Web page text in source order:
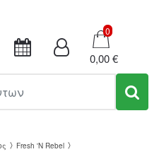
Καλάθι
0
0,00 €
Fresh 'N Rebel